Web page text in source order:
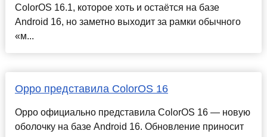
ColorOS 16.1, которое хоть и остаётся на базе
Android 16, но заметно выходит за рамки обычного
«м...
Oppo представила ColorOS 16
Oppo официально представила ColorOS 16 — новую
оболочку на базе Android 16. Обновление приносит